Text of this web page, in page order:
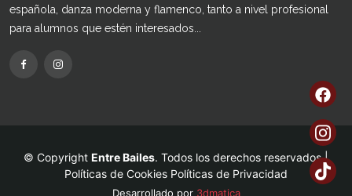
española, danza moderna y flamenco, tanto a nivel profesional
para alumnos que estén interesados...
© Copyright Entre Bailes. Todos los derechos reservados |
Políticas de Cookies Políticas de Privacidad
Desarrollado por 3dmatica